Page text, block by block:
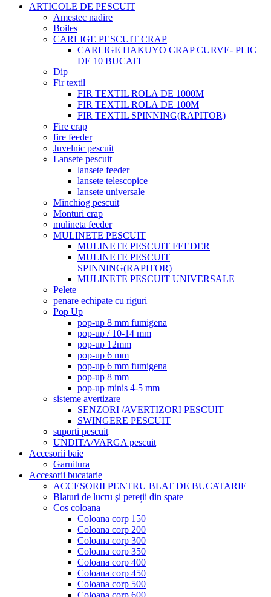
ARTICOLE DE PESCUIT
Amestec nadire
Boiles
CARLIGE PESCUIT CRAP
CARLIGE HAKUYO CRAP CURVE- PLIC
DE 10 BUCATI
Dip
Fir textil
FIR TEXTIL ROLA DE 1000M
FIR TEXTIL ROLA DE 100M
FIR TEXTIL SPINNING(RAPITOR)
Fire crap
fire feeder
Juvelnic pescuit
Lansete pescuit
lansete feeder
lansete telescopice
lansete universale
Minchiog pescuit
Monturi crap
mulineta feeder
MULINETE PESCUIT
MULINETE PESCUIT FEEDER
MULINETE PESCUIT
SPINNING(RAPITOR)
MULINETE PESCUIT UNIVERSALE
Pelete
penare echipate cu riguri
Pop Up
pop-up 8 mm fumigena
pop-up / 10-14 mm
pop-up 12mm
pop-up 6 mm
pop-up 6 mm fumigena
pop-up 8 mm
pop-up minis 4-5 mm
sisteme avertizare
SENZORI /AVERTIZORI PESCUIT
SWINGERE PESCUIT
suporti pescuit
UNDITA/VARGA pescuit
Accesorii baie
Garnitura
Accesorii bucatarie
ACCESORII PENTRU BLAT DE BUCATARIE
Blaturi de lucru şi pereții din spate
Cos coloana
Coloana corp 150
Coloana corp 200
Coloana corp 300
Coloana corp 350
Coloana corp 400
Coloana corp 450
Coloana corp 500
Coloana corp 600